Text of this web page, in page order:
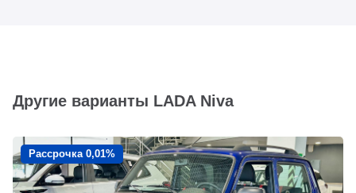
Другие варианты LADA Niva
Рассрочка 0,01%